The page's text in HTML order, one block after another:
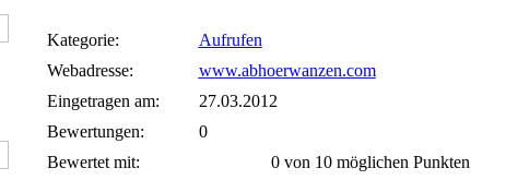
Kategorie:
Aufrufen
Webadresse:
www.abhoerwanzen.com
Eingetragen am:
27.03.2012
Bewertungen:
0
Bewertet mit:
0 von 10 möglichen Punkten